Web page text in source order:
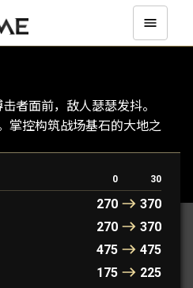
者面前，敌人瑟瑟发抖。
掌控构筑战场基石的大地之
0 30
270
370
270
370
475
475
175 225